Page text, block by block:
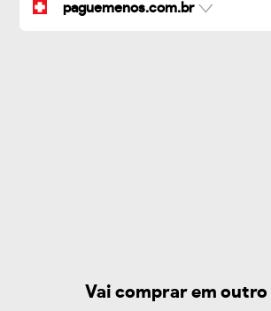
paguemenos.com.br
Vai comprar em outro